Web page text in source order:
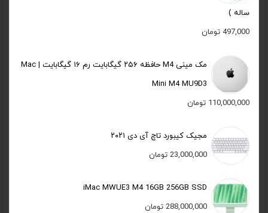
ساله )
497,000 تومان
مک مینی M4 حافظه ۲۵۶ گیگابایت رم ۱۶ گیگابایت | Mac
Mini M4 MU9D3
110,000,000 تومان
مجیک کیبورد تاچ آی دی ۲۰۲۱
23,000,000 تومان
iMac MWUE3 M4 16GB 256GB SSD
288,000,000 تومان